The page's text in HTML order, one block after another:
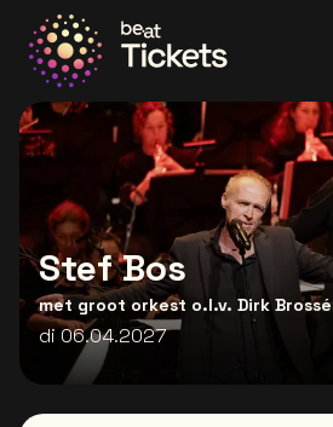
Ga naar de homepage
Stef Bos
met groot orkest o.l.v. Dirk Brossé
di 06.04.2027